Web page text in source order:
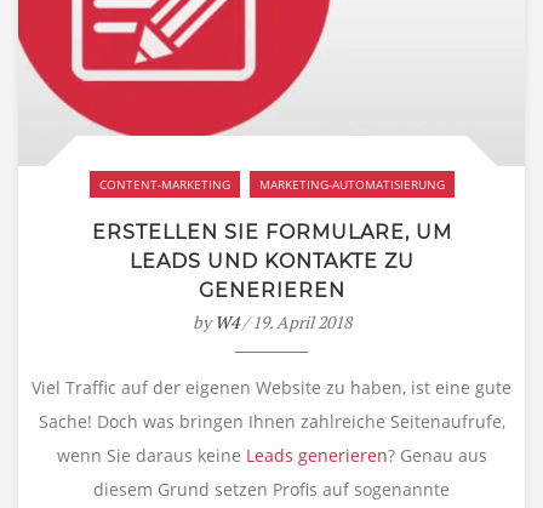
CONTENT-MARKETING MARKETING-AUTOMATISIERUNG
ERSTELLEN SIE FORMULARE, UM
LEADS UND KONTAKTE ZU
GENERIEREN
byW4/ 19. April 2018
Viel Traffic auf der eigenen Website zu haben, ist eine gute
Sache! Doch was bringen Ihnen zahlreiche Seitenaufrufe,
wenn Sie daraus keine Leads generieren? Genau aus
diesem Grund setzen Profis auf sogenannte